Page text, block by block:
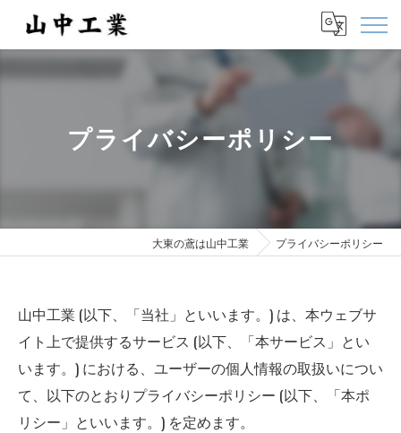
プライバシーポリシー
大東の鳶は山中工業 プライバシーポリシー
山中工業 (以下、「当社」といいます。) は、本ウェブサ
イト上で提供するサービス (以下、「本サービス」とい
います。) における、ユーザーの個人情報の取扱いについ
て、以下のとおりプライバシーポリシー (以下、「本ポ
リシー」といいます。) を定めます。